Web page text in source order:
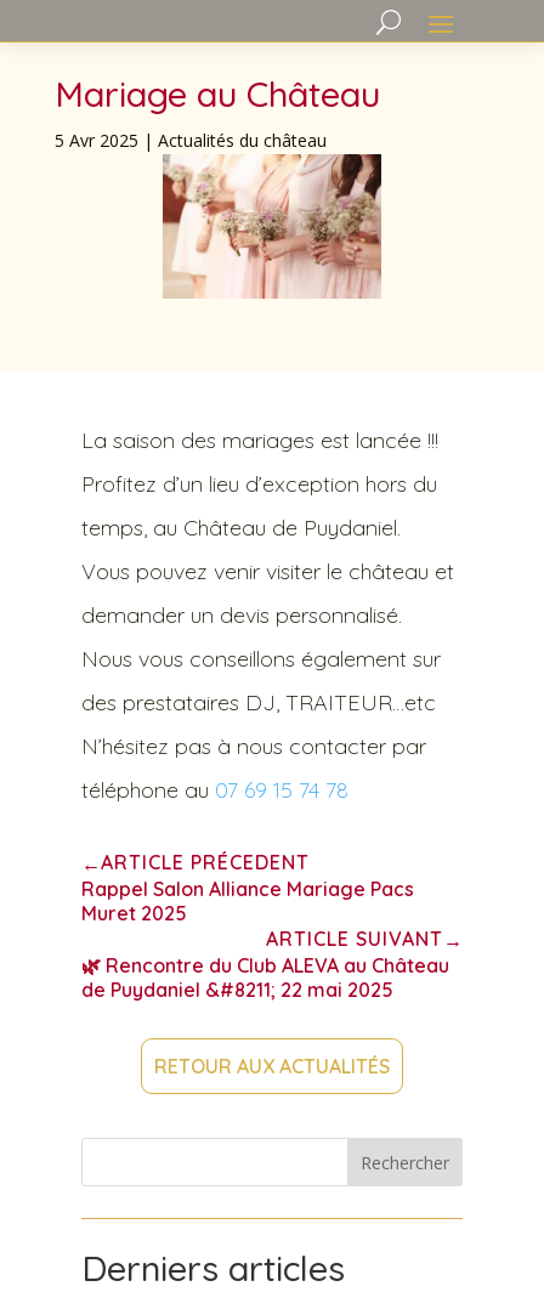
Mariage au Château
5 Avr 2025 | Actualités du château
La saison des mariages est lancée !!!
Profitez d’un lieu d’exception hors du
temps, au Château de Puydaniel.
Vous pouvez venir visiter le château et
demander un devis personnalisé.
Nous vous conseillons également sur
des prestataires DJ, TRAITEUR…etc
N’hésitez pas à nous contacter par
téléphone au 07 69 15 74 78
←ARTICLE PRÉCEDENT
Rappel Salon Alliance Mariage Pacs
Muret 2025
ARTICLE SUIVANT →
🌿 Rencontre du Club ALEVA au Château
de Puydaniel &#8211; 22 mai 2025
RETOUR AUX ACTUALITÉS
Rechercher
Derniers articles